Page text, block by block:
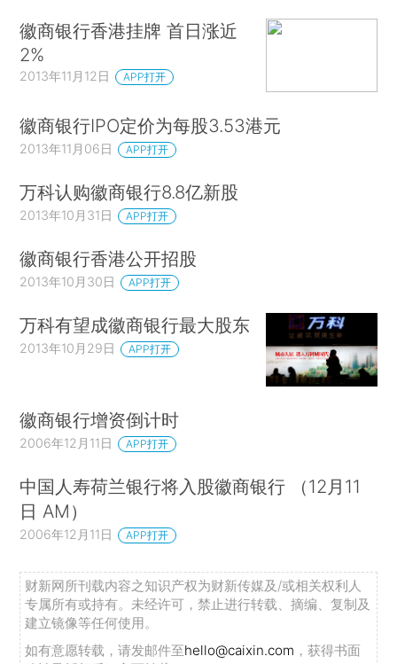
徽商银行香港挂牌 首日涨近
2%
2013年11月12日 APP打开
徽商银行IPO定价为每股3.53港元
2013年11月06日 APP打开
万科认购徽商银行8.8亿新股
2013年10月31日 APP打开
徽商银行香港公开招股
2013年10月30日 APP打开
万科有望成徽商银行最大股东
2013年10月29日 APP打开
徽商银行增资倒计时
2006年12月11日 APP打开
中国人寿荷兰银行将入股徽商银行 （12月11
日 AM）
2006年12月11日 APP打开
财新网所刊载内容之知识产权为财新传媒及/或相关权利人
专属所有或持有。未经许可，禁止进行转载、摘编、复制及
建立镜像等任何使用。
如有意愿转载，请发邮件至hello@caixin.com ，获得书面